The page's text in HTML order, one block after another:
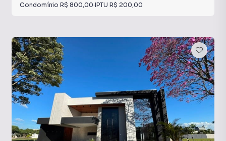
Condomínio R$ 800,00·IPTU R$ 200,00